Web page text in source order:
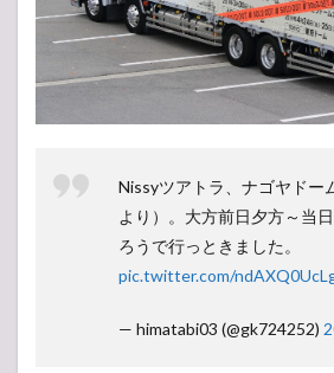
Nissyツアトラ、ナゴヤドー
より）。大方前日夕方～当
ろうで行っときました。
pic.twitter.com/
— himatabi03 (@gk724252)